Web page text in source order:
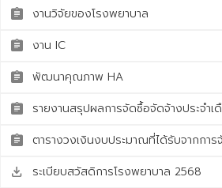
assignment งานวิจัยของโรงพยาบาล
assignment งาน IC
assignment พัฒนาคุณภาพ HA
assignment รายงานสรุปผลการจัดซื้อจัดจ้างประจำเ
assignment ตารางวงเงินงบประมาณที่ได้รับจากการ
save_alt ระเบียบสวัสดิการโรงพยาบาล 2568